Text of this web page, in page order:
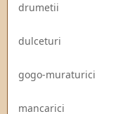
drumetii
dulceturi
gogo-muraturici
mancarici